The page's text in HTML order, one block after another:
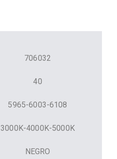
706032
40
5965-6003-6108
3000K-4000K-5000K
NEGRO